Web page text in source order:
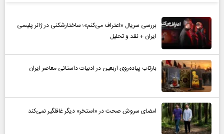
بررسی سریال «اعتراف می‌کنم»؛ ساختارشکنی در ژانر پلیسی
ایران + نقد و تحلیل
بازتاب پیاده‌روی اربعین در ادبیات داستانی معاصر ایران
امضای سروش صحت در «استخر» دیگر غافلگیر نمی‌کند